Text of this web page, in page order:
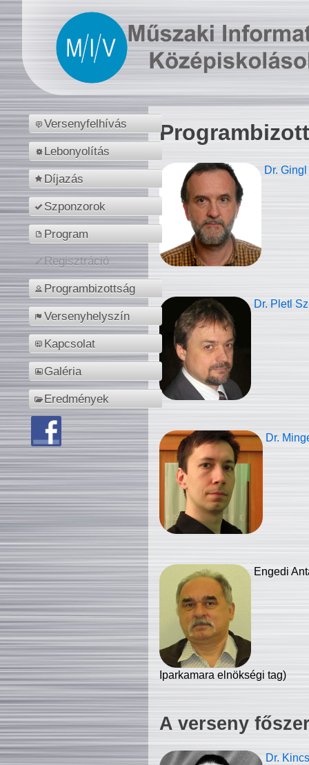
Versenyfelhívás
Lebonyolítás
Díjazás
Szponzorok
Program
Regisztráció
Programbizottság
Versenyhelyszín
Kapcsolat
Galéria
Eredmények
Dr.
Dr. Pletl
Dr.
Engedi
Iparkamara elnökségi tag)
A verseny
Dr.